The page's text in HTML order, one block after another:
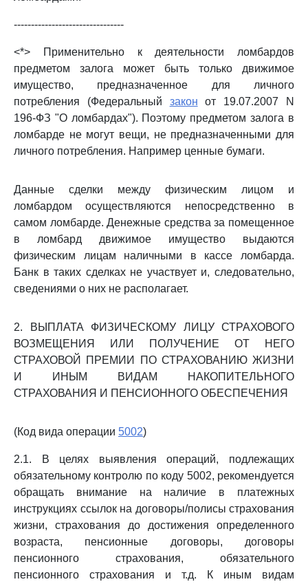
--------------------------------
<*> Применительно к деятельности ломбардов
предметом залога может быть только движимое
имущество, предназначенное для личного
потребления (Федеральный закон от 19.07.2007 N
196-ФЗ "О ломбардах"). Поэтому предметом залога в
ломбарде не могут вещи, не предназначенными для
личного потребления. Например ценные бумаги.
Данные сделки между физическим лицом и
ломбардом осуществляются непосредственно в
самом ломбарде. Денежные средства за помещенное
в ломбард движимое имущество выдаются
физическим лицам наличными в кассе ломбарда.
Банк в таких сделках не участвует и, следовательно,
сведениями о них не располагает.
2. ВЫПЛАТА ФИЗИЧЕСКОМУ ЛИЦУ СТРАХОВОГО
ВОЗМЕЩЕНИЯ ИЛИ ПОЛУЧЕНИЕ ОТ НЕГО
СТРАХОВОЙ ПРЕМИИ ПО СТРАХОВАНИЮ ЖИЗНИ
И ИНЫМ ВИДАМ НАКОПИТЕЛЬНОГО
СТРАХОВАНИЯ И ПЕНСИОННОГО ОБЕСПЕЧЕНИЯ
(Код вида операции 5002)
2.1. В целях выявления операций, подлежащих
обязательному контролю по коду 5002, рекомендуется
обращать внимание на наличие в платежных
инструкциях ссылок на договоры/полисы страхования
жизни, страхования до достижения определенного
возраста, пенсионные договоры, договоры
пенсионного страхования, обязательного
пенсионного страхования и т.д. К иным видам